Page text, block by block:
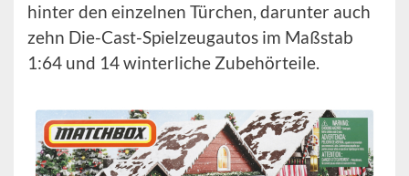
hinter den einzelnen Türchen, darunter auch
zehn Die-Cast-Spielzeugautos im Maßstab
1:64 und 14 winterliche Zubehörteile.